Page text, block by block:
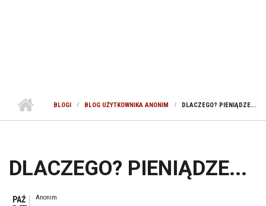
BLOGI BLOG UŻYTKOWNIKA ANONIM DLACZEGO? PIENIĄDZE...
DLACZEGO? PIENIĄDZE...
PAŹ Anonim